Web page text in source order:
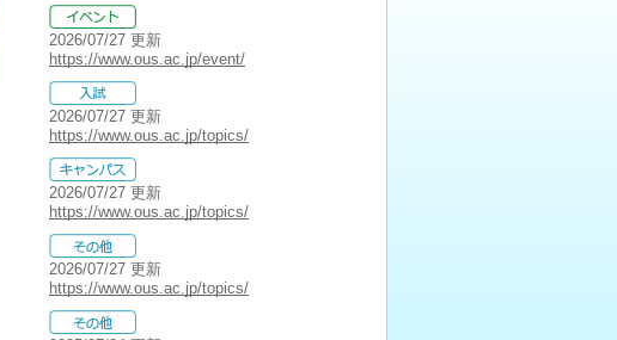
2026/07/27 更新
https://www.ous.ac.jp/event/
2026/07/27 更新
https://www.ous.ac.jp/topics/
2026/07/27 更新
https://www.ous.ac.jp/topics/
2026/07/27 更新
https://www.ous.ac.jp/topics/